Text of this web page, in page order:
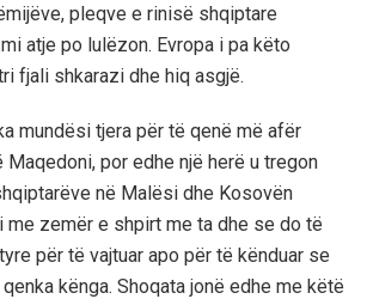
pleqve e rinisë shqiptare
atje po lulëzon. Evropa i pa këto
fjali shkarazi dhe hiq asgjë.
mundësi tjera për të qenë më afër
por edhe një herë u tregon
në Malësi dhe Kosovën
me zemër e shpirt me ta dhe se do të
për të vajtuar apo për të kënduar se
kënga. Shoqata jonë edhe me këtë